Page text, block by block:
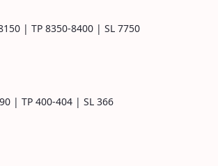
| TP 8350-8400 | SL 7750
| TP 400-404 | SL 366